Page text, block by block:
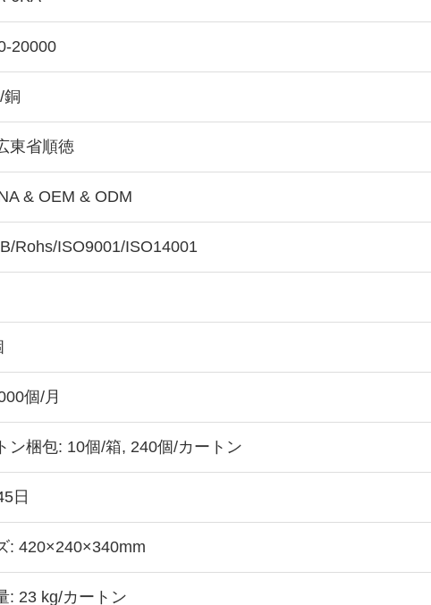
20000
銅
東省順徳
& OEM & ODM
Rohs/ISO9001/ISO14001
個/月
ン梱包: 10個/箱, 240個/カートン
日
: 420×240×340mm
: 23 kg/カートン